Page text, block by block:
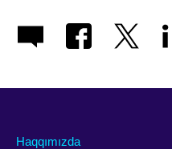
Haqqımızda